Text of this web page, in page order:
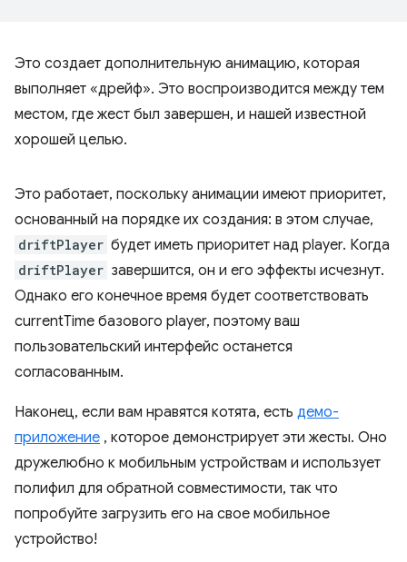
Это создает дополнительную анимацию, которая
выполняет «дрейф». Это воспроизводится между тем
местом, где жест был завершен, и нашей известной
хорошей целью.
Это работает, поскольку анимации имеют приоритет,
основанный на порядке их создания: в этом случае,
driftPlayer будет иметь приоритет над player. Когда
driftPlayer завершится, он и его эффекты исчезнут.
Однако его конечное время будет соответствовать
currentTime базового player, поэтому ваш
пользовательский интерфейс останется
согласованным.
Наконец, если вам нравятся котята, есть демо-
приложение , которое демонстрирует эти жесты. Оно
дружелюбно к мобильным устройствам и использует
полифил для обратной совместимости, так что
попробуйте загрузить его на свое мобильное
устройство!